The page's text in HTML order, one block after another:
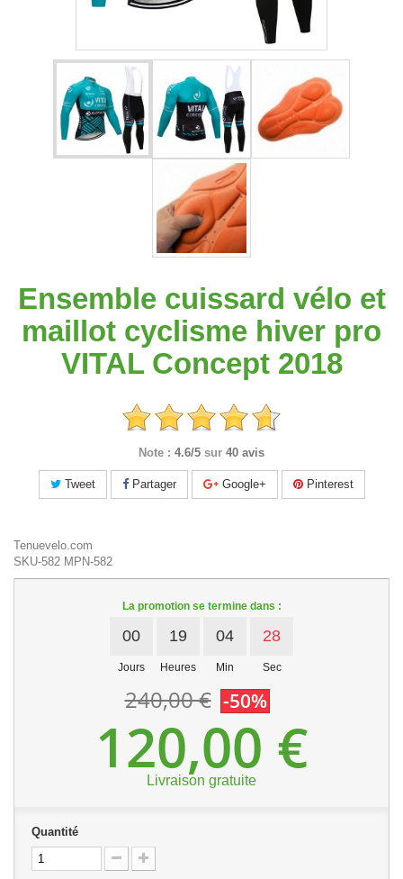
Ensemble cuissard vélo et
maillot cyclisme hiver pro
VITAL Concept 2018
Note : 4.6/5 sur 40 avis
Tweet Partager Google+ Pinterest
Tenuevelo.com
SKU-582 MPN-582
La promotion se termine dans :
00
Jours
19
Heures
04
Min
28
Sec
240,00 € -50%
120,00 €
Livraison gratuite
Quantité